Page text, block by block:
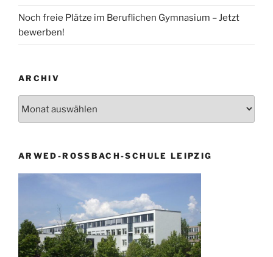
Noch freie Plätze im Beruflichen Gymnasium – Jetzt
bewerben!
ARCHIV
ARWED-ROSSBACH-SCHULE LEIPZIG